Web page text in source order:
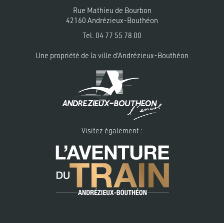
Rue Mathieu de Bourbon
42160 Andrézieux-Bouthéon
Tel. 04 77 55 78 00
Une propriété de la ville d'Andrézieux-Bouthéon
Visitez également :